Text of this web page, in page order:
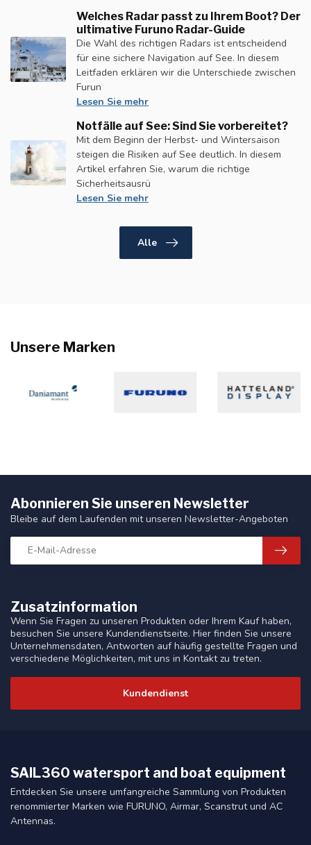
Welches Radar passt zu Ihrem Boot? Der
ultimative Furuno Radar-Guide
Die Wahl des richtigen Radars ist entscheidend
für eine sichere Navigation auf See. In diesem
Leitfaden erklären wir die Unterschiede zwischen
Furun
Lesen Sie mehr
Notfälle auf See: Sind Sie vorbereitet?
Mit dem Beginn der Herbst- und Wintersaison
steigen die Risiken auf See deutlich. In diesem
Artikel erfahren Sie, warum die richtige
Sicherheitsausrü
Lesen Sie mehr
Alle
Unsere Marken
Zusatzinformation
Wenn Sie Fragen zu unseren Produkten oder Ihrem Kauf haben,
besuchen Sie unsere Kundendienstseite. Hier finden Sie unsere
Unternehmensdaten, Antworten auf häufig gestellte Fragen und
verschiedene Möglichkeiten, mit uns in Kontakt zu treten.
Kundendienst
Abonnieren Sie unseren Newsletter
Bleibe auf dem Laufenden mit unseren Newsletter-Angeboten
SAIL360 watersport and boat equipment
Entdecken Sie unsere umfangreiche Sammlung von Produkten
renommierter Marken wie FURUNO, Airmar, Scanstrut und AC
Antennas.